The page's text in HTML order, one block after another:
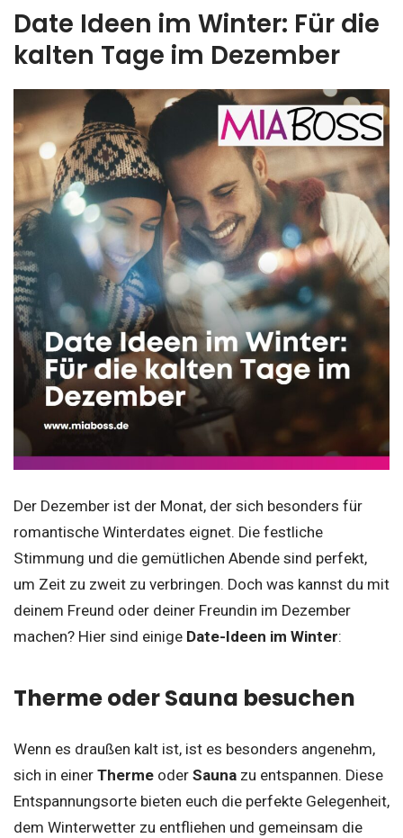
Date Ideen im Winter: Für die
kalten Tage im Dezember
Der Dezember ist der Monat, der sich besonders für
romantische Winterdates eignet. Die festliche
Stimmung und die gemütlichen Abende sind perfekt,
um Zeit zu zweit zu verbringen. Doch was kannst du mit
deinem Freund oder deiner Freundin im Dezember
machen? Hier sind einige Date-Ideen im Winter:
Therme oder Sauna besuchen
Wenn es draußen kalt ist, ist es besonders angenehm,
sich in einer Therme oder Sauna zu entspannen. Diese
Entspannungsorte bieten euch die perfekte Gelegenheit,
dem Winterwetter zu entfliehen und gemeinsam die